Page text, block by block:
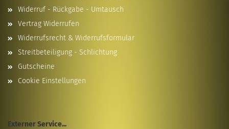
Widerruf - Rückgabe - Umtausch
Vertrag Widerrufen
Widerrufsrecht & Widerrufsformular
Streitbeteiligung - Schlichtung
Gutscheine
Cookie Einstellungen
Externer Service...